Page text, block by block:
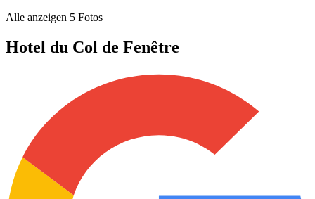
Alle anzeigen 5 Fotos
Hotel du Col de Fenêtre